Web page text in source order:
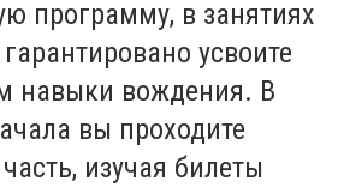
программу, в занятиях
усвоите
навыки вождения. В
вы проходите
изучая билеты